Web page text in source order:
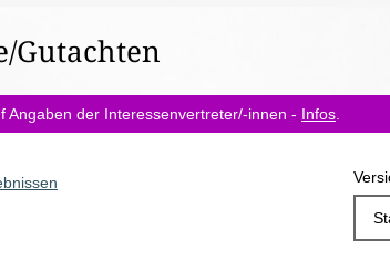
Gutachten
Angaben der Interessenvertreter/-innen - Infos